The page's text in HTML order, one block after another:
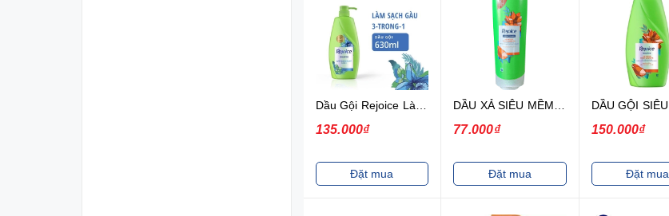
135.000₫
Đặt mua
77.000₫
Đặt mua
150.000₫
Đặt mua